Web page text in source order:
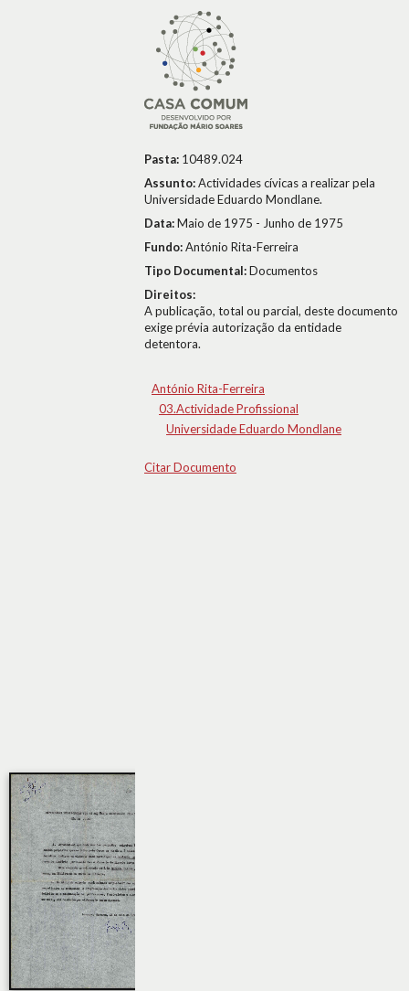
Pasta: 10489.024
Assunto:Actividades cívicas a realizar pela
Universidade Eduardo Mondlane.
Data:Maio de 1975 - Junho de 1975
Fundo:António Rita-Ferreira
Tipo Documental:Documentos
Direitos:
A publicação, total ou parcial, deste documento
exige prévia autorização da entidade
detentora.
António Rita-Ferreira
03.Actividade Profissional
Universidade Eduardo Mondlane
Citar Documento